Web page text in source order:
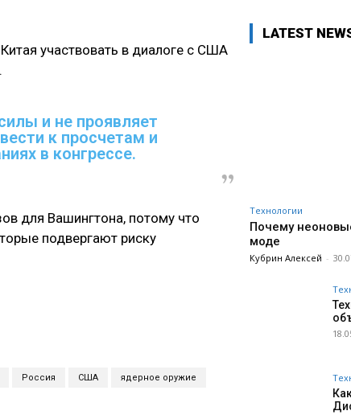
участвовать в диалоге с США
и не проявляет
к просчетам и
в конгрессе.
для Вашингтона, потому что
подвергают риску
Россия США ядерное оружие
LATEST
Технологии
Почему
моде
Кубрин Алексей -